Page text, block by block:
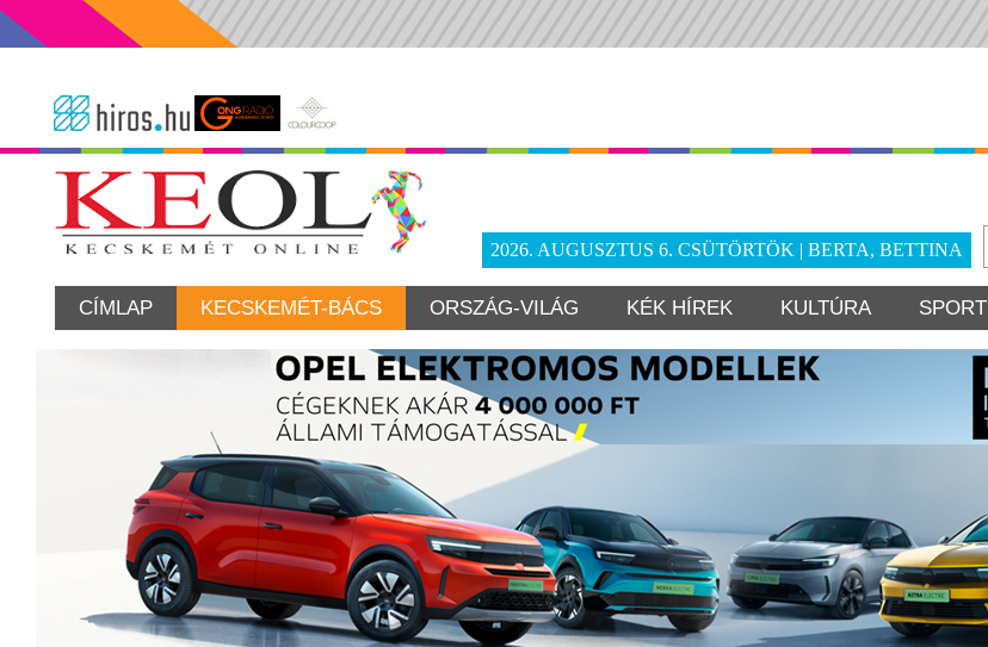
2026. AUGUSZTUS 6. CSÜTÖRTÖK | BERTA, BETTINA
CÍMLAP KECSKEMÉT-BÁCS ORSZÁG-VILÁG KÉK HÍREK KULTÚRA SPORT